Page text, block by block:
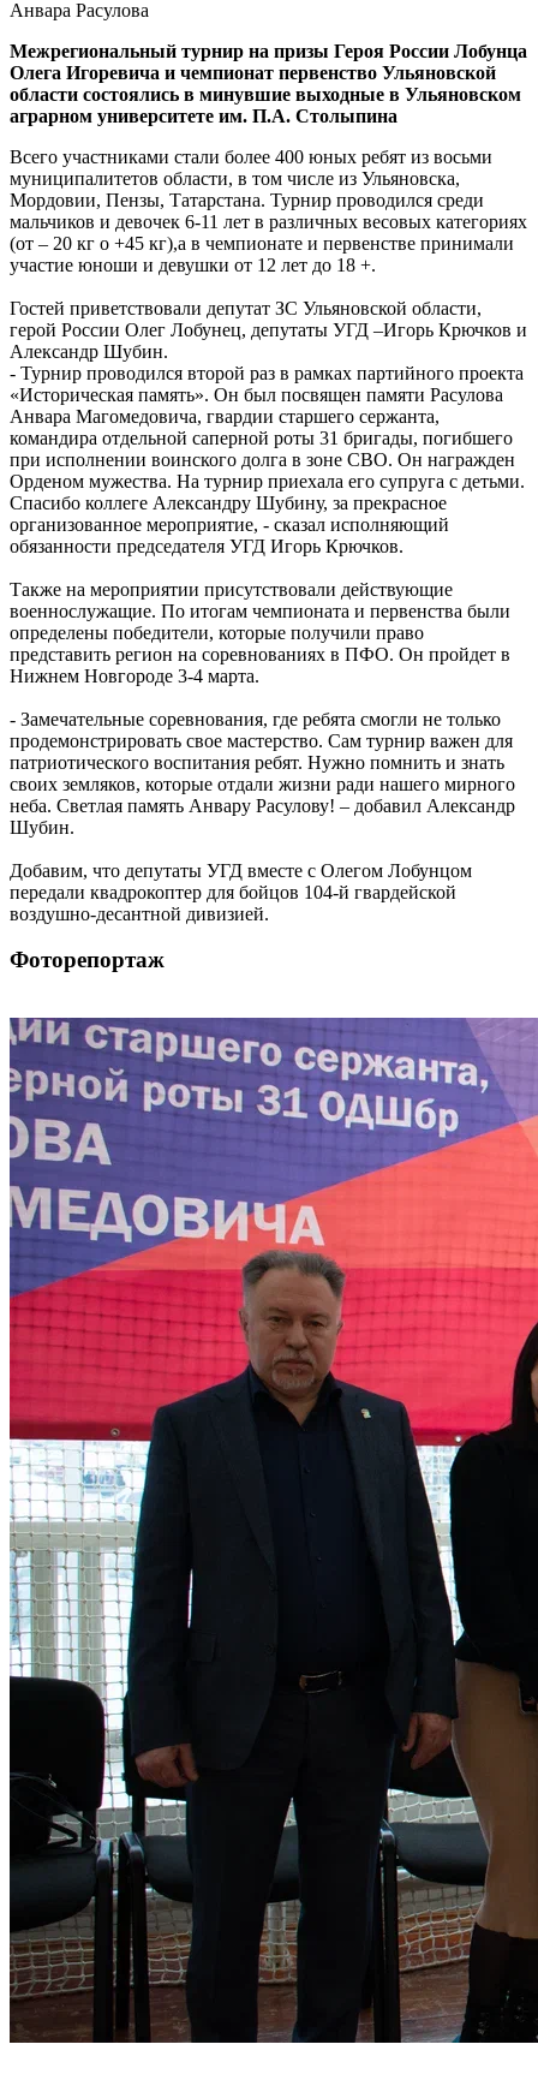
Межрегиональный турнир на призы Героя России Лобунца
Олега Игоревича и чемпионат первенство Ульяновской
области состоялись в минувшие выходные в Ульяновском
аграрном университете им. П.А. Столыпина
Всего участниками стали более 400 юных ребят из восьми
муниципалитетов области, в том числе из Ульяновска,
Мордовии, Пензы, Татарстана. Турнир проводился среди
мальчиков и девочек 6-11 лет в различных весовых категориях
(от – 20 кг о +45 кг),а в чемпионате и первенстве принимали
участие юноши и девушки от 12 лет до 18 +.
Гостей приветствовали депутат ЗС Ульяновской области,
герой России Олег Лобунец, депутаты УГД –Игорь Крючков и
Александр Шубин.
- Турнир проводился второй раз в рамках партийного проекта
«Историческая память». Он был посвящен памяти Расулова
Анвара Магомедовича, гвардии старшего сержанта,
командира отдельной саперной роты 31 бригады, погибшего
при исполнении воинского долга в зоне СВО. Он награжден
Орденом мужества. На турнир приехала его супруга с детьми.
Спасибо коллеге Александру Шубину, за прекрасное
организованное мероприятие, - сказал исполняющий
обязанности председателя УГД Игорь Крючков.
Также на мероприятии присутствовали действующие
военнослужащие. По итогам чемпионата и первенства были
определены победители, которые получили право
представить регион на соревнованиях в ПФО. Он пройдет в
Нижнем Новгороде 3-4 марта.
- Замечательные соревнования, где ребята смогли не только
продемонстрировать свое мастерство. Сам турнир важен для
патриотического воспитания ребят. Нужно помнить и знать
своих земляков, которые отдали жизни ради нашего мирного
неба. Светлая память Анвару Расулову! – добавил Александр
Шубин.
Добавим, что депутаты УГД вместе с Олегом Лобунцом
передали квадрокоптер для бойцов 104-й гвардейской
воздушно-десантной дивизией.
Фоторепортаж